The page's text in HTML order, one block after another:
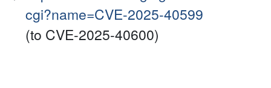
cgi?name=CVE-2025-40599
(to CVE-2025-40600)